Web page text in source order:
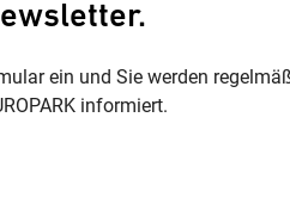
ein und Sie werden
informiert.